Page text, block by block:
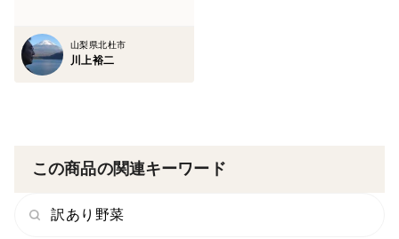
乳などに混ぜるなど、食べやすいように工夫してお召し
上がり下さい。
めて下さい。
山梨県北杜市
川上裕二
この商品の関連キーワード
訳あり野菜